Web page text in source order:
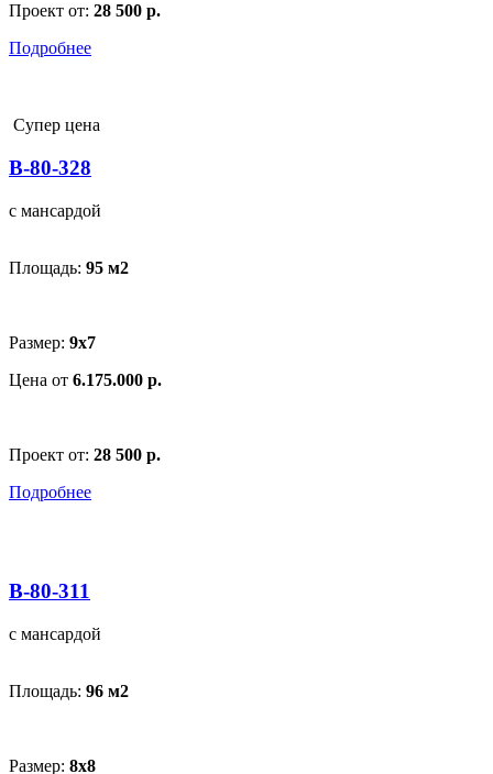
Проект от: 28 500 р.
Подробнее
Супер цена
В-80-328
с мансардой
Площадь: 95 м2
Размер: 9x7
Цена от 6.175.000 р.
Проект от: 28 500 р.
Подробнее
В-80-311
с мансардой
Площадь: 96 м2
Размер: 8x8